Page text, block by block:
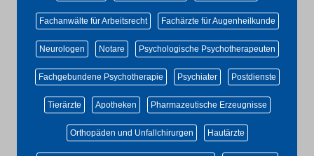
Fachanwälte für Arbeitsrecht Fachärzte für Augenheilkunde
Neurologen Notare Psychologische Psychotherapeuten
Fachgebundene Psychotherapie Psychiater Postdienste
Tierärzte Apotheken Pharmazeutische Erzeugnisse
Orthopäden und Unfallchirurgen Hautärzte